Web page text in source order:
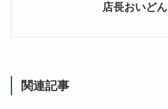
店長おいどん
関連記事